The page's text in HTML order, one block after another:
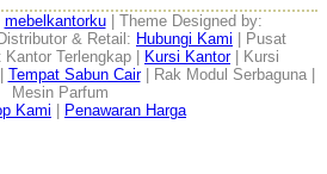
mebelkantorku| Theme Designed by:
& Retail: Hubungi Kami | Pusat
Terlengkap |
Kursi Kantor| Kursi
Tempat Sabun Cair| Rak Modul Serbaguna |
Mesin Parfum
Kami Penawaran Harga